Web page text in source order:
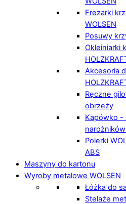
Frezarki
WOLSEN
Posuwy
Okleiniarki
Akcesoria
Ręczne
obrzeży
Kapówko -
narożników
Polerki
ABS
Maszyny do kartonu
Wyroby metalowe WOLSEN
Łóżka do
Stelaże